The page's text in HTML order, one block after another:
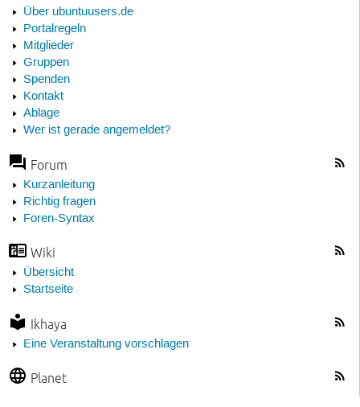
Über ubuntuusers.de
Portalregeln
Mitglieder
Gruppen
Spenden
Kontakt
Ablage
Wer ist gerade angemeldet?
Forum
Kurzanleitung
Richtig fragen
Foren-Syntax
Wiki
Übersicht
Startseite
Ikhaya
Eine Veranstaltung vorschlagen
Planet